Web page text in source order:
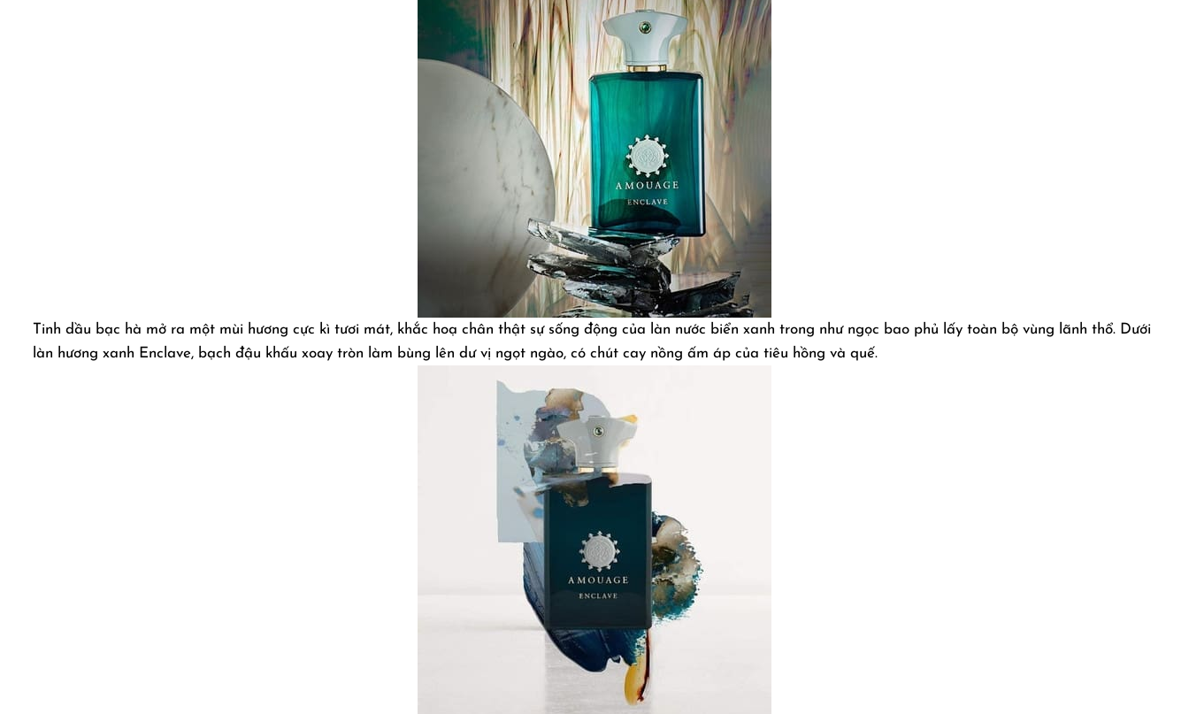
Tinh dầu bạc hà mở ra một mùi hương cực kì tươi mát, khắc hoạ chân thật sự sống động của làn nước biển xanh trong như ngọc bao phủ lấy toàn bộ vùng lãnh thổ. Dưới
làn hương xanh Enclave, bạch đậu khấu xoay tròn làm bùng lên dư vị ngọt ngào, có chút cay nồng ấm áp của tiêu hồng và quế.